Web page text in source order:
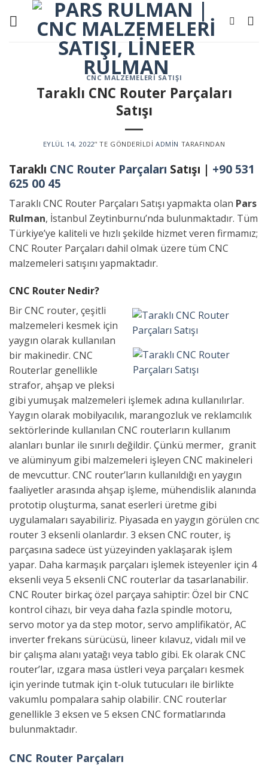
CNC MALZEMELERI SATIŞI
Taraklı CNC Router Parçaları
Satışı
EYLÜL 14, 2022’' TE GÖNDERILDI ADMIN TARAFINDAN
Taraklı CNC Router Parçaları Satışı | +90 531
625 00 45
Taraklı CNC Router Parçaları Satışı yapmakta olan Pars
Rulman, İstanbul Zeytinburnu’nda bulunmaktadır. Tüm
Türkiye’ye kaliteli ve hızlı şekilde hizmet veren firmamız;
CNC Router Parçaları dahil olmak üzere tüm CNC
malzemeleri satışını yapmaktadır.
CNC Router Nedir?
Bir CNC router, çeşitli
malzemeleri kesmek için
yaygın olarak kullanılan
bir makinedir. CNC
Routerlar genellikle
strafor, ahşap ve pleksi
gibi yumuşak malzemeleri işlemek adına kullanılırlar.
Yaygın olarak mobilyacılık, marangozluk ve reklamcılık
sektörlerinde kullanılan CNC routerların kullanım
alanları bunlar ile sınırlı değildir. Çünkü mermer, granit
ve alüminyum gibi malzemeleri işleyen CNC makineleri
de mevcuttur. CNC router’ların kullanıldığı en yaygın
faaliyetler arasında ahşap işleme, mühendislik alanında
prototip oluşturma, sanat eserleri üretme gibi
uygulamaları sayabiliriz. Piyasada en yaygın görülen cnc
router 3 eksenli olanlardır. 3 eksen CNC router, iş
parçasına sadece üst yüzeyinden yaklaşarak işlem
yapar. Daha karmaşık parçaları işlemek isteyenler için 4
eksenli veya 5 eksenli CNC routerlar da tasarlanabilir.
CNC Router birkaç özel parçaya sahiptir: Özel bir CNC
kontrol cihazı, bir veya daha fazla spindle motoru,
servo motor ya da step motor, servo amplifikatör, AC
inverter frekans sürücüsü, lineer kılavuz, vidalı mil ve
bir çalışma alanı yatağı veya tablo gibi. Ek olarak CNC
router’lar, ızgara masa üstleri veya parçaları kesmek
için yerinde tutmak için t-oluk tutucuları ile birlikte
vakumlu pompalara sahip olabilir. CNC routerlar
genellikle 3 eksen ve 5 eksen CNC formatlarında
bulunmaktadır.
CNC Router Parçaları